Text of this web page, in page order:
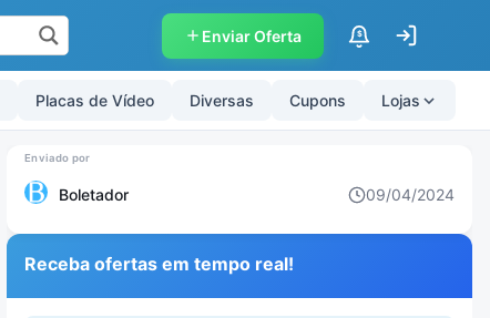
Enviar Oferta $
Placas de Vídeo Diversas Cupons Lojas
Boletador 09/04/2024
Receba ofertas em tempo real!